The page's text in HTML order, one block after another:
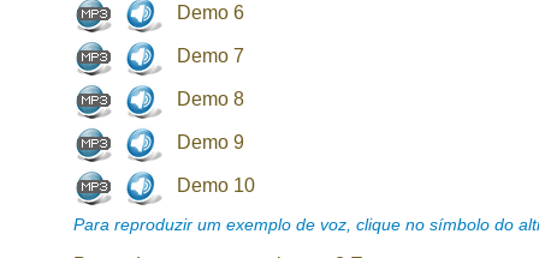
Demo 6
Demo 7
Demo 8
Demo 9
Demo 10
Para reproduzir um exemplo de voz, clique no símbolo do